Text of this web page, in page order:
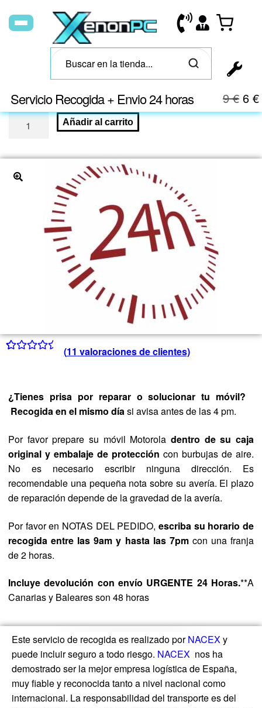
Servicio Recogida + Envio 24 horas 9€ 6 €
Añadir al carrito
valoraciones
de clientes
(11 valoraciones de clientes)
¿Tienes prisa por reparar o solucionar tu móvil?
Recogida en el mismo díasi avisa antes de las 4 pm.
Por favor prepare su móvil Motorola dentro de su caja
original y embalaje de protección con burbujas de aire.
No es necesario escribir ninguna dirección. Es
recomendable una pequeña nota sobre su avería. El plazo
de reparación depende de la gravedad de la avería.
Por favor en NOTAS DEL PEDIDO, escriba su horario de
recogida entre las 9am y hasta las 7pmcon una franja
de 2 horas.
Incluye devolución con envío URGENTE 24 Horas.**A
Canarias y Baleares son 48 horas
Este servicio de recogida es realizado porNACEXy
puede incluir seguro a todo riesgo. NACEX nos ha
demostrado ser la mejor empresa logística de España,
muy fiable y reconocida tanto a nivel nacional como
internacional. La responsabilidad del transporte es del